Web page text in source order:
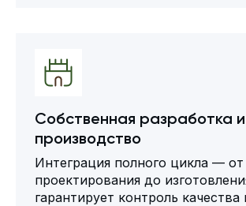
Собственная разработка и
производство
Интеграция полного цикла — от
проектирования до
гарантирует контроль качества